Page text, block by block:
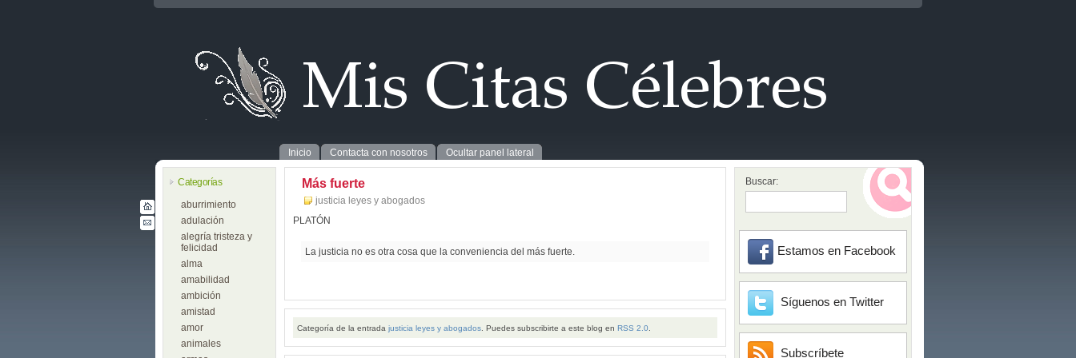
Inicio Contacta con nosotros Ocultar panel lateral
Categorías
aburrimiento
adulación
alegría tristeza y
felicidad
alma
amabilidad
ambición
amistad
amor
animales
Más fuerte
justicia leyes y abogados
PLATÓN
La justicia no es otra cosa que la conveniencia del más fuerte.
Categoría de la entrada justicia leyes y abogados . Puedes subscribirte a este blog en RSS 2.0
Buscar:
Estamos en Facebook
Síguenos en Twitter
Subscríbete